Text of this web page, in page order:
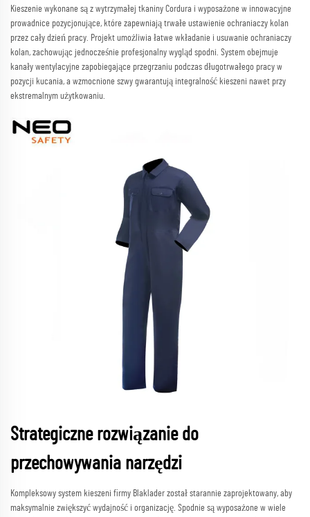
Kieszenie wykonane są z wytrzymałej tkaniny Cordura i wyposażone w innowacyjne
prowadnice pozycjonujące, które zapewniają trwałe ustawienie ochraniaczy kolan
przez cały dzień pracy. Projekt umożliwia łatwe wkładanie i usuwanie ochraniaczy
kolan, zachowując jednocześnie profesjonalny wygląd spodni. System obejmuje
kanały wentylacyjne zapobiegające przegrzaniu podczas długotrwałego pracy w
pozycji kucania, a wzmocnione szwy gwarantują integralność kieszeni nawet przy
ekstremalnym użytkowaniu.
Strategiczne rozwiązanie do
przechowywania narzędzi
Kompleksowy system kieszeni firmy Blaklader został starannie zaprojektowany, aby
maksymalnie zwiększyć wydajność i organizację. Spodnie są wyposażone w wiele